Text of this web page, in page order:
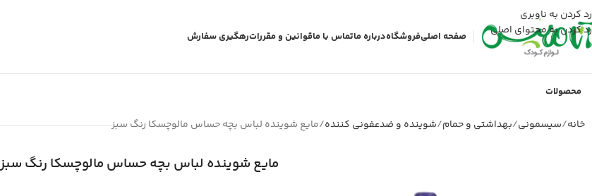
رد کردن به ناوبری
رد کردن به محتوای اصلی
صفحه اصلیفروشگاهدرباره ماتماس با ماقوانین و مقرراترهگیری سفارش
محصولات
خانه سیسمونی بهداشتی و حمام شوینده و ضدعفونی کننده مایع شوینده لباس بچه حساس مالوچسکا رنگ سبز
مایع شوینده لباس بچه حساس مالوچسکا رنگ سبز